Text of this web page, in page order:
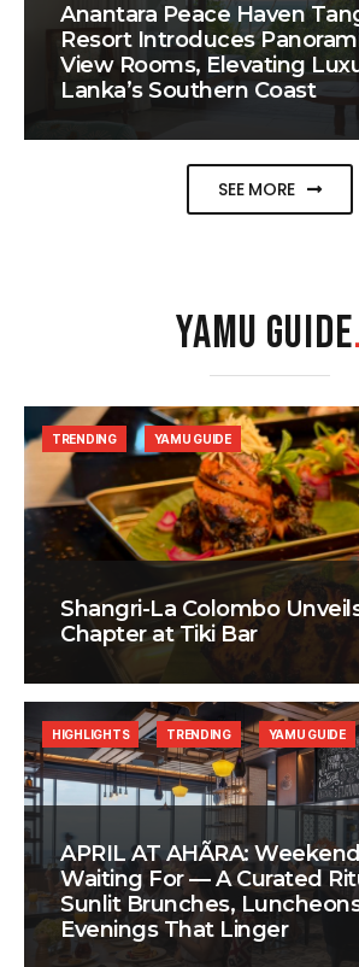
Anantara Peace Haven
Resort Introduces
View Rooms, Elevating
Lanka’s Southern Coast
SEE MORE
YAMU GUIDE
Shangri-La Colombo
Chapter at Tiki Bar
TRENDING YAMU GUIDE
APRIL AT AHÃRA:
Waiting For — A Curated
Sunlit Brunches,
Evenings That Linger
HIGHLIGHTS TRENDING YAMU GUIDE